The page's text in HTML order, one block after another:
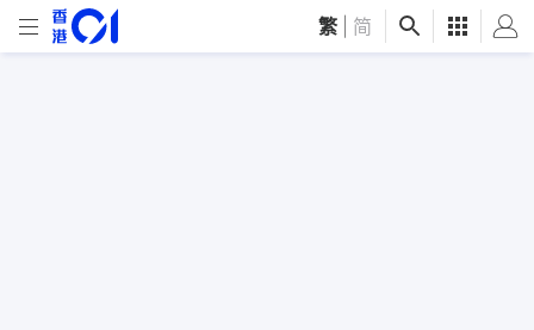
繁 简